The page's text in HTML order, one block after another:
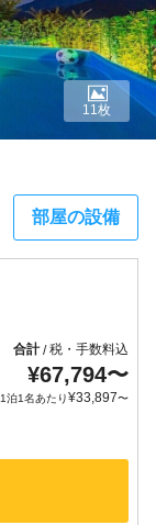
部屋の設備
11枚
合計/税・手数料込
¥67,794〜
1泊1名あたり¥33,897〜